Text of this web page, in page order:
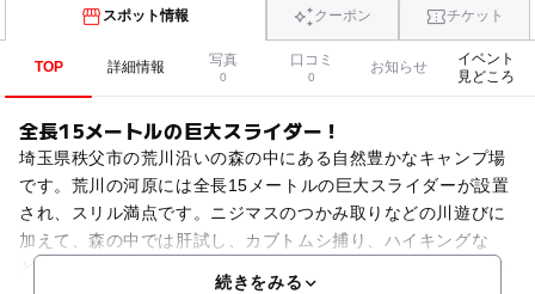
スポット情報 クーポン チケット
TOP 詳細情報 写真
0
口コミ
0
お知らせ
イベント
見どころ
全長15メートルの巨大スライダー！
埼玉県秩父市の荒川沿いの森の中にある自然豊かなキャンプ場
です。荒川の河原には全長15メートルの巨大スライダーが設置
され、スリル満点です。ニジマスのつかみ取りなどの川遊びに
加えて、森の中では肝試し、カブトムシ捕り、ハイキングな
ど、自然の中でのレクリエーションに溢れます。夜には広場で
続きをみる